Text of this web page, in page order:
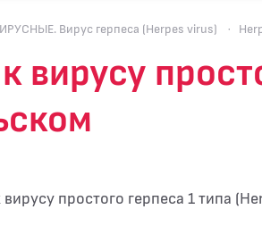
Вирус герпеса (Herpes virus) ·
вирусу
простого герпеса 1 типа